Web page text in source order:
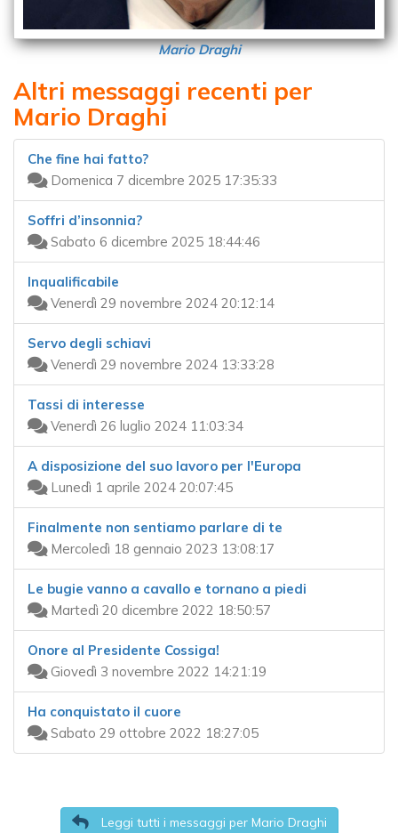
Mario Draghi
Altri messaggi recenti per
Mario Draghi
Che fine hai fatto?
Domenica 7 dicembre 2025 17:35:33
Soffri d’insonnia?
Sabato 6 dicembre 2025 18:44:46
Inqualificabile
Venerdì 29 novembre 2024 20:12:14
Servo degli schiavi
Venerdì 29 novembre 2024 13:33:28
Tassi di interesse
Venerdì 26 luglio 2024 11:03:34
A disposizione del suo lavoro per l'Europa
Lunedì 1 aprile 2024 20:07:45
Finalmente non sentiamo parlare di te
Mercoledì 18 gennaio 2023 13:08:17
Le bugie vanno a cavallo e tornano a piedi
Martedì 20 dicembre 2022 18:50:57
Onore al Presidente Cossiga!
Giovedì 3 novembre 2022 14:21:19
Ha conquistato il cuore
Sabato 29 ottobre 2022 18:27:05
Leggi tutti i messaggi per Mario Draghi